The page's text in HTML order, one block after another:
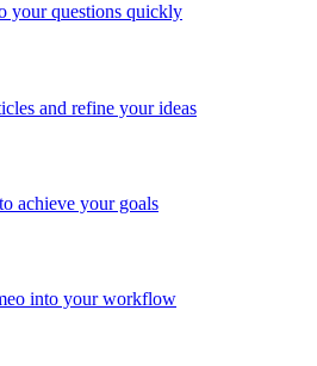
your questions quickly
and refine your ideas
achieve your goals
into your workflow